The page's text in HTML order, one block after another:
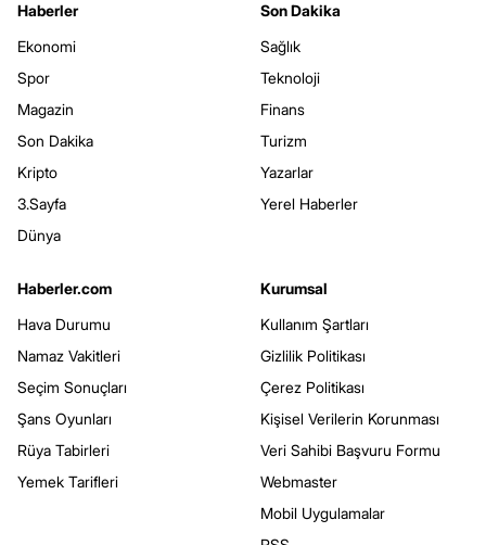
Haberler
Ekonomi
Spor
Magazin
Son Dakika
Kripto
3.Sayfa
Dünya
Son Dakika
Sağlık
Teknoloji
Finans
Turizm
Yazarlar
Yerel Haberler
Haberler.com
Hava Durumu
Namaz Vakitleri
Seçim Sonuçları
Şans Oyunları
Rüya Tabirleri
Yemek Tarifleri
Kurumsal
Kullanım Şartları
Gizlilik Politikası
Çerez Politikası
Kişisel Verilerin Korunması
Veri Sahibi Başvuru Formu
Webmaster
Mobil Uygulamalar